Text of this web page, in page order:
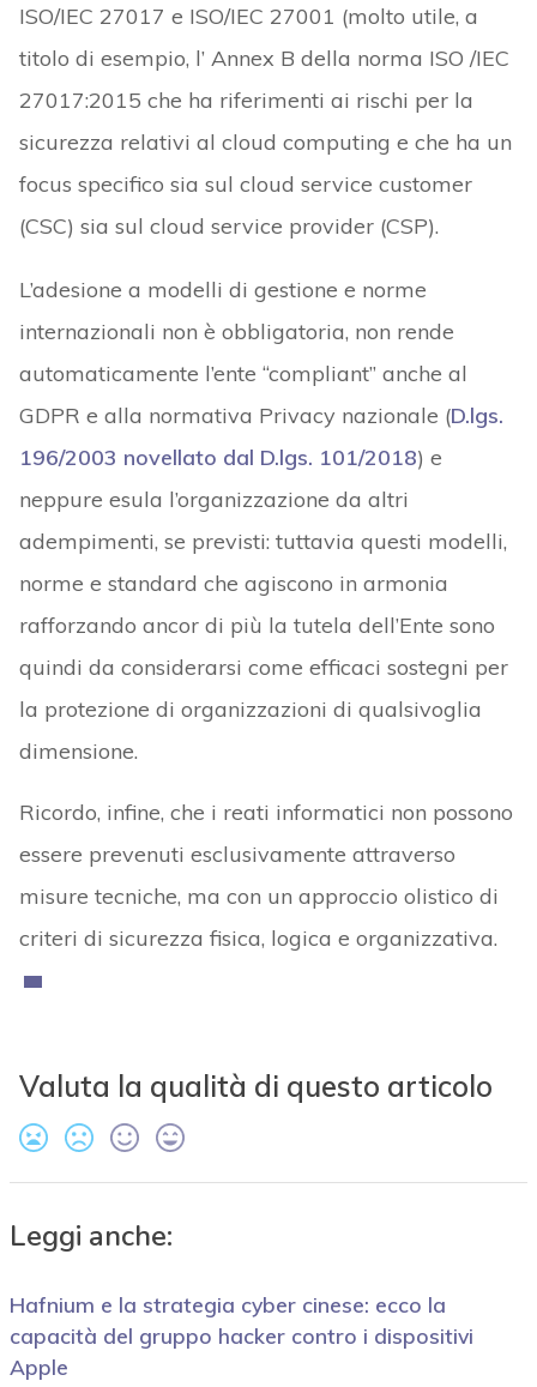
ISO/IEC 27017 e ISO/IEC 27001 (molto utile, a
titolo di esempio, l’ Annex B della norma ISO /IEC
27017:2015 che ha riferimenti ai rischi per la
sicurezza relativi al cloud computing e che ha un
focus specifico sia sul cloud service customer
(CSC) sia sul cloud service provider (CSP).
L’adesione a modelli di gestione e norme
internazionali non è obbligatoria, non rende
automaticamente l’ente “compliant” anche al
GDPR e alla normativa Privacy nazionale (D.lgs.
196/2003 novellato dal D.lgs. 101/2018) e
neppure esula l’organizzazione da altri
adempimenti, se previsti: tuttavia questi modelli,
norme e standard che agiscono in armonia
rafforzando ancor di più la tutela dell’Ente sono
quindi da considerarsi come efficaci sostegni per
la protezione di organizzazioni di qualsivoglia
dimensione.
Ricordo, infine, che i reati informatici non possono
essere prevenuti esclusivamente attraverso
misure tecniche, ma con un approccio olistico di
criteri di sicurezza fisica, logica e organizzativa.
Valuta la qualità di questo articolo
Leggi anche:
Hafnium e la strategia cyber cinese: ecco la
capacità del gruppo hacker contro i dispositivi
Apple